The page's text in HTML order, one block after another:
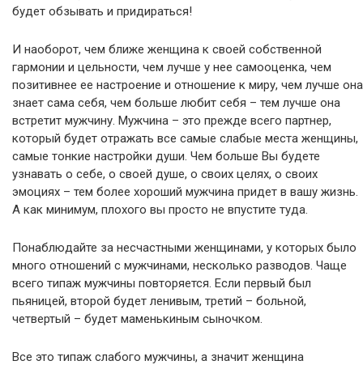
будет обзывать и придираться!
И наоборот, чем ближе женщина к своей собственной
гармонии и цельности, чем лучше у нее самооценка, чем
позитивнее ее настроение и отношение к миру, чем лучше она
знает сама себя, чем больше любит себя – тем лучше она
встретит мужчину. Мужчина – это прежде всего партнер,
который будет отражать все самые слабые места женщины,
самые тонкие настройки души. Чем больше Вы будете
узнавать о себе, о своей душе, о своих целях, о своих
эмоциях – тем более хороший мужчина придет в вашу жизнь.
А как минимум, плохого вы просто не впустите туда.
Понаблюдайте за несчастными женщинами, у которых было
много отношений с мужчинами, несколько разводов. Чаще
всего типаж мужчины повторяется. Если первый был
пьяницей, второй будет ленивым, третий – больной,
четвертый – будет маменькиным сыночком.
Все это типаж слабого мужчины, а значит женщина